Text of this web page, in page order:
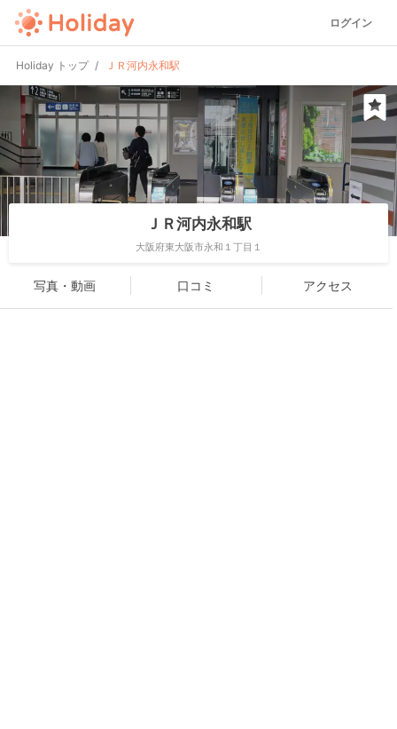
ログイン
Holiday トップ ＪＲ河内永和駅
ＪＲ河内永和駅
大阪府東大阪市永和１丁目１
写真・動画 口コミ アクセス